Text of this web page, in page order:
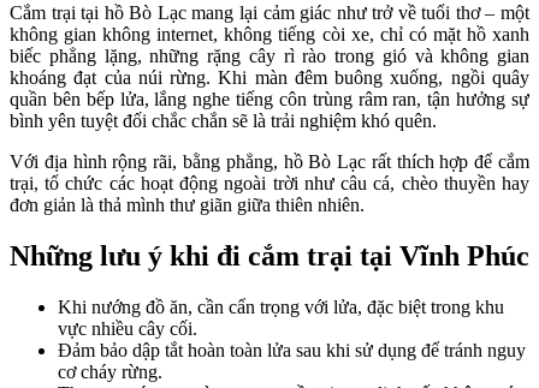
Cắm trại tại hồ Bò Lạc mang lại cảm giác như trở về tuổi thơ – một
không gian không internet, không tiếng còi xe, chỉ có mặt hồ xanh
biếc phẳng lặng, những rặng cây rì rào trong gió và không gian
khoáng đạt của núi rừng. Khi màn đêm buông xuống, ngồi quây
quần bên bếp lửa, lắng nghe tiếng côn trùng râm ran, tận hưởng sự
bình yên tuyệt đối chắc chắn sẽ là trải nghiệm khó quên.
Với địa hình rộng rãi, bằng phẳng, hồ Bò Lạc rất thích hợp để cắm
trại, tổ chức các hoạt động ngoài trời như câu cá, chèo thuyền hay
đơn giản là thả mình thư giãn giữa thiên nhiên.
Những lưu ý khi đi cắm trại tại Vĩnh Phúc
Khi nướng đồ ăn, cần cẩn trọng với lửa, đặc biệt trong khu
vực nhiều cây cối.
Đảm bảo dập tắt hoàn toàn lửa sau khi sử dụng để tránh nguy
cơ cháy rừng.